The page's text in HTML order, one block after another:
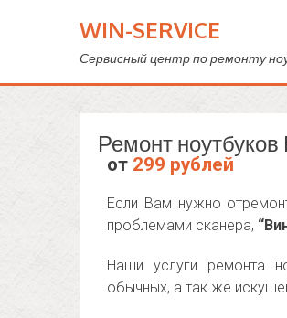
WIN-SERVICE
Сервисный центр по ремонту
Ремонт
от 299 рублей
Если Вам нужно
проблемами сканера,
Наши услуги ремонта
обычных, а так же